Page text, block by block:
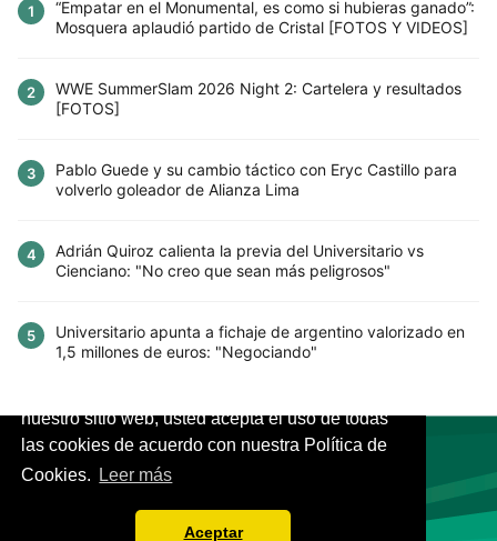
Este sitio utiliza cookies para mejorar la
nuestro sitio web, usted acepta el uso de todas
las cookies de acuerdo con nuestra Política de
Cookies.
Leer más
Aceptar
1
“Empatar en el Monumental, es como si hubieras ganado”:
Mosquera aplaudió partido de Cristal [FOTOS Y VIDEOS]
2
WWE SummerSlam 2026 Night 2: Cartelera y resultados
[FOTOS]
3
Pablo Guede y su cambio táctico con Eryc Castillo para
volverlo goleador de Alianza Lima
4
Adrián Quiroz calienta la previa del Universitario vs
Cienciano: "No creo que sean más peligrosos"
5
Universitario apunta a fichaje de argentino valorizado en
1,5 millones de euros: "Negociando"